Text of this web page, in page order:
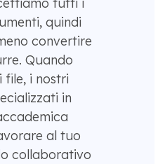
quindi
convertire
Quando
file, i nostri
in
al tuo
collaborativo